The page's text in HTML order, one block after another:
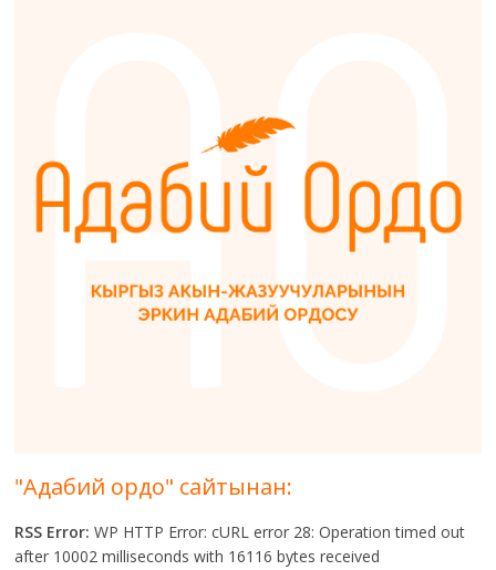
"Адабий ордо" сайтынан:
RSS Error: WP HTTP Error: cURL error 28: Operation timed out
after 10002 milliseconds with 16116 bytes received